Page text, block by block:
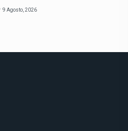
9 Agosto, 2026